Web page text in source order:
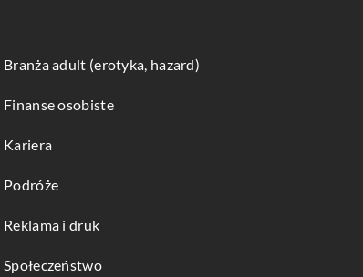
Branża adult (erotyka, hazard)
Finanse osobiste
Kariera
Podróże
Reklama i druk
Społeczeństwo